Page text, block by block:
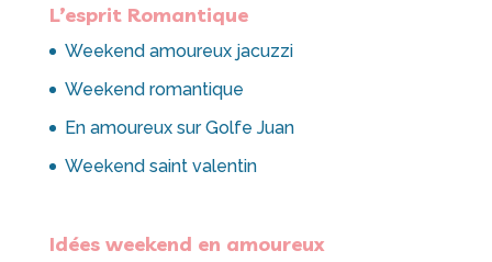
L’esprit Romantique
Weekend amoureux jacuzzi
Weekend romantique
En amoureux sur Golfe Juan
Weekend saint valentin
Idées weekend en amoureux